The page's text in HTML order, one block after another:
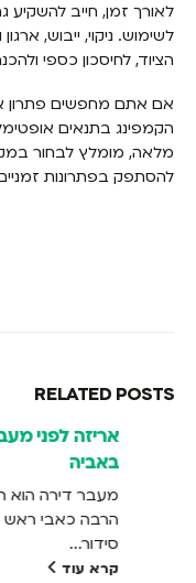
לאורך זמן, חייב
לשימוש. ניקוי, ייבוש,
הציוד, לחיסכון כספי
אם אתם מחפשים פתרון
הקמפינג בתנאים
מלאה, מומלץ לבחור
להסתפק בפתרונות
RELATED POSTS
אריזה לפני מעבר
מעבר דירה הוא תהליך
הרבה כאבי ראש הקשורים
קרא עוד